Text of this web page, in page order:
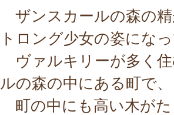
ザンスカールの森の
トロング少女の姿にな
ヴァルキリーが多く
ルの森の中にある町で、
町の中にも高い木が